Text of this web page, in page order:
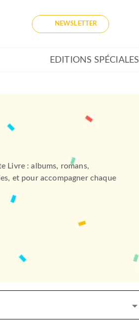
NEWSLETTER
EDITIONS SPÉCIALES
Livre : albums, romans,
et pour accompagner chaque